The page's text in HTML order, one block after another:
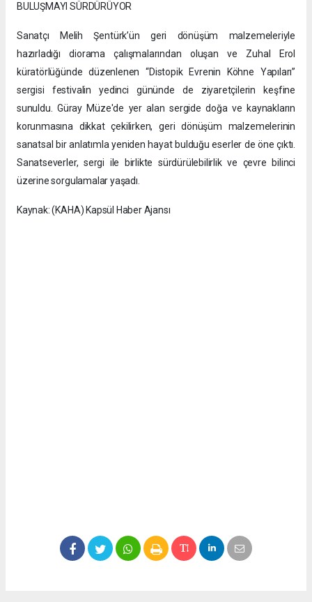
BULUŞMAYI SÜRDÜRÜYOR
Sanatçı Melih Şentürk’ün geri dönüşüm malzemeleriyle
hazırladığı diorama çalışmalarından oluşan ve Zuhal Erol
küratörlüğünde düzenlenen “Distopik Evrenin Köhne Yapıları”
sergisi festivalin yedinci gününde de ziyaretçilerin keşfine
sunuldu. Güray Müze'de yer alan sergide doğa ve kaynakların
korunmasına dikkat çekilirken, geri dönüşüm malzemelerinin
sanatsal bir anlatımla yeniden hayat bulduğu eserler de öne çıktı.
Sanatseverler, sergi ile birlikte sürdürülebilirlik ve çevre bilinci
üzerine sorgulamalar yaşadı.
Kaynak: (KAHA) Kapsül Haber Ajansı